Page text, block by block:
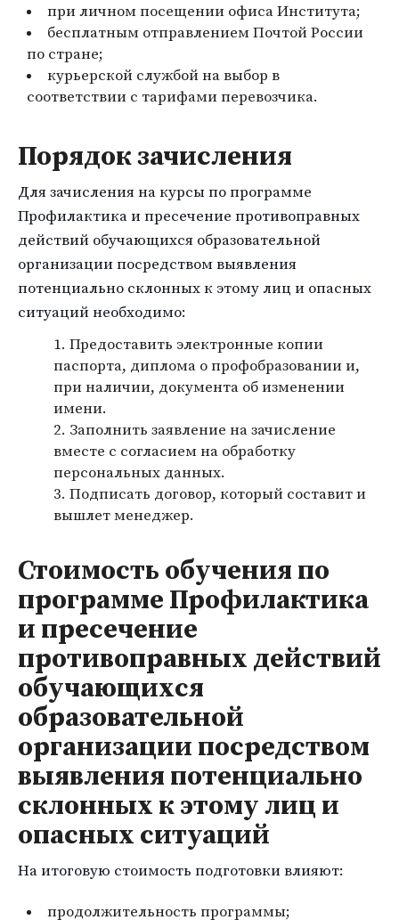
при личном посещении офиса Института;
бесплатным отправлением Почтой России
по стране;
курьерской службой на выбор в
соответствии с тарифами перевозчика.
Порядок зачисления
Для зачисления на курсы по программе
Профилактика и пресечение противоправных
действий обучающихся образовательной
организации посредством выявления
потенциально склонных к этому лиц и опасных
ситуаций необходимо:
Предоставить электронные копии
паспорта, диплома о профобразовании и,
при наличии, документа об изменении
имени.
Заполнить заявление на зачисление
вместе с согласием на обработку
персональных данных.
Подписать договор, который составит и
вышлет менеджер.
Стоимость обучения по
программе Профилактика
и пресечение
противоправных действий
обучающихся
образовательной
организации посредством
выявления потенциально
склонных к этому лиц и
опасных ситуаций
На итоговую стоимость подготовки влияют:
продолжительность программы;